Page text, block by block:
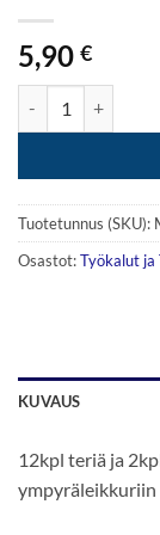
5,90 €
Tuotetunnus (SKU):
Osastot:Työkalut ja
KUVAUS
12kpl teriä ja
ympyräleikkuriin